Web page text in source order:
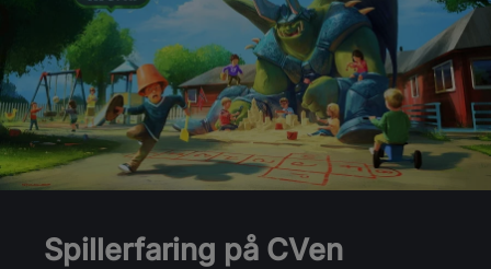
Spillerfaring på CVen